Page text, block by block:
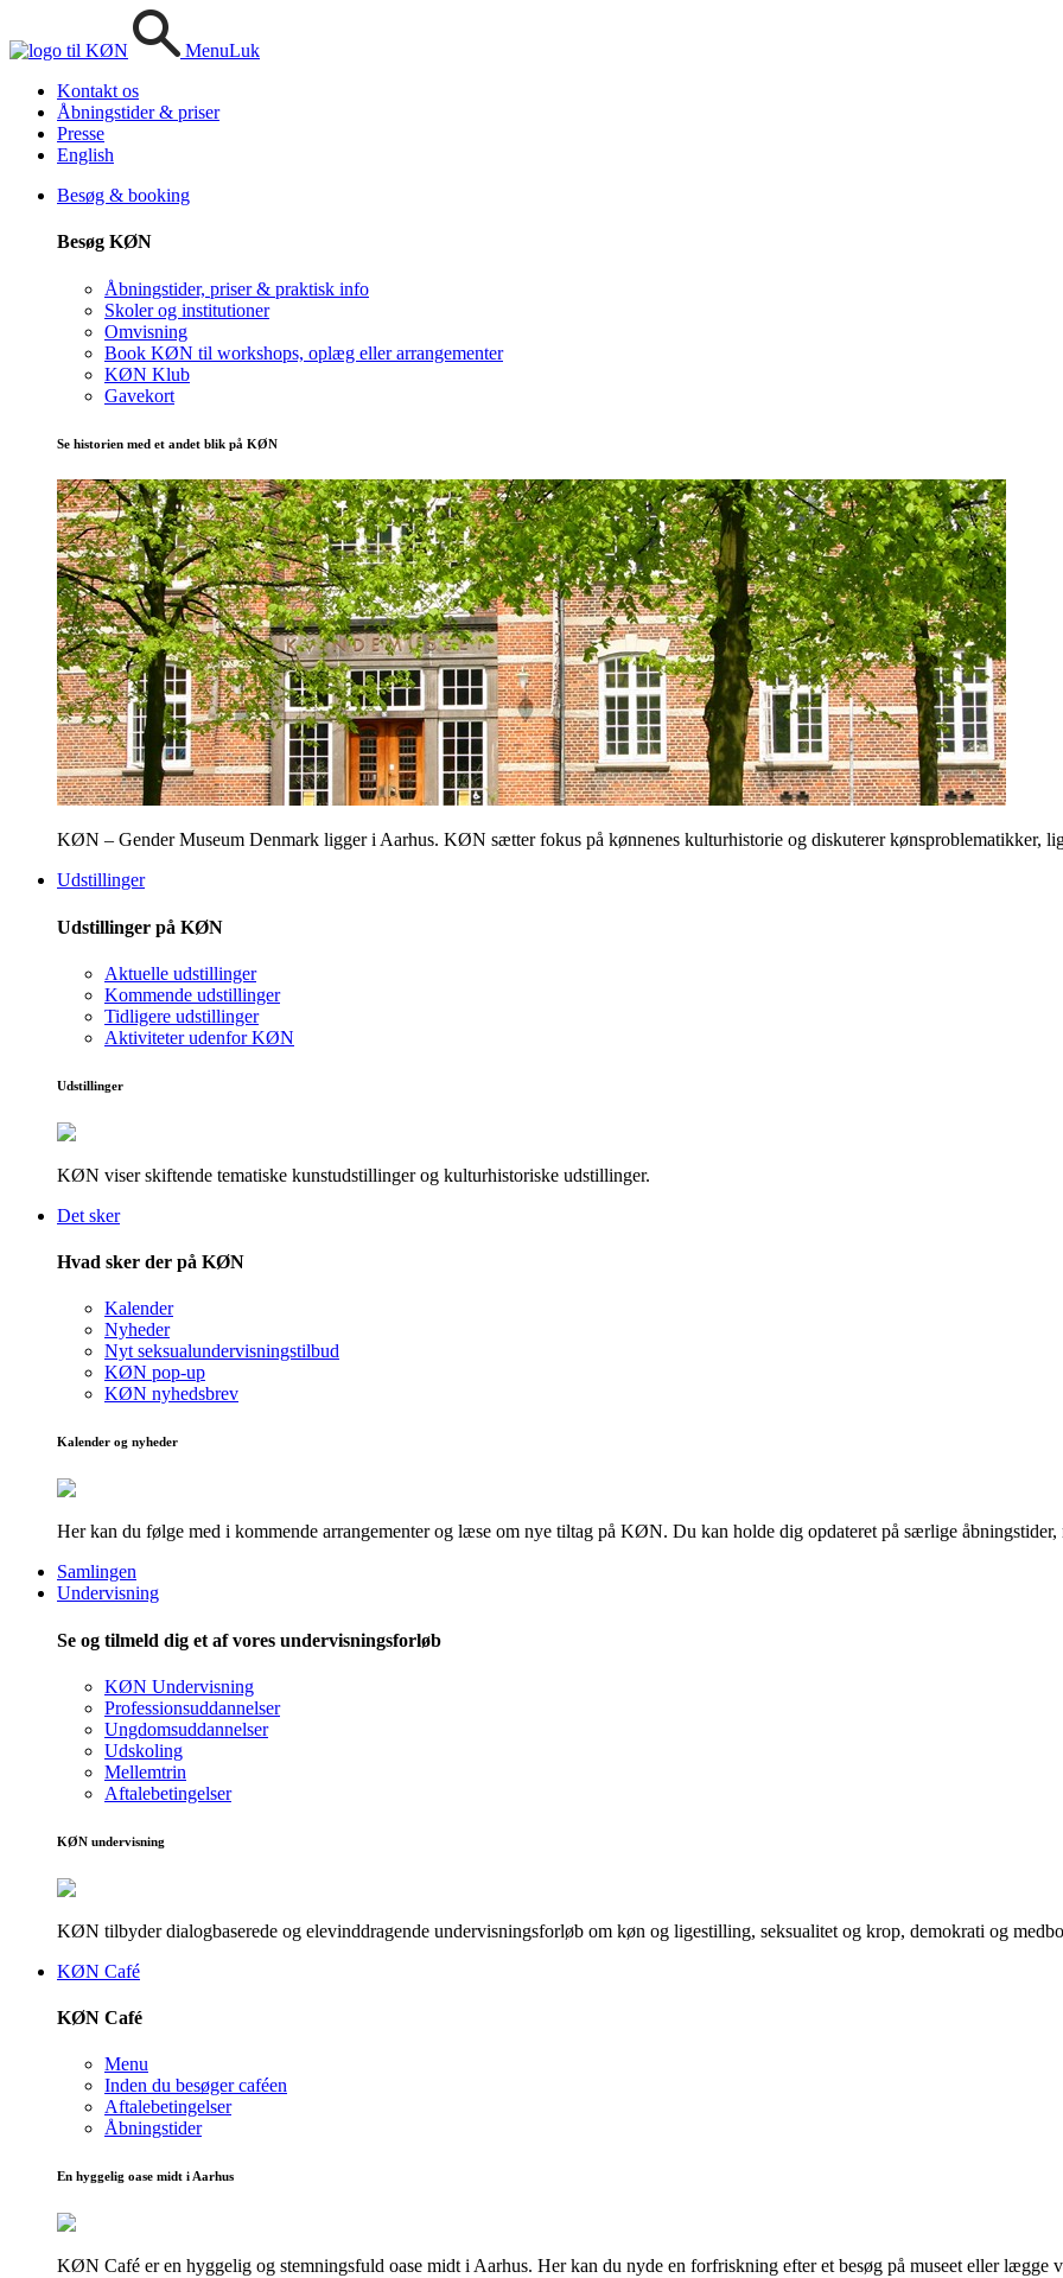
MenuLuk
Kontakt os
Åbningstider & priser
Presse
English
Besøg & booking
Besøg KØN
Åbningstider, priser & praktisk info
Skoler og institutioner
Omvisning
Book KØN til workshops, oplæg eller arrangementer
KØN Klub
Gavekort
Se historien med et andet blik på KØN
KØN – Gender Museum Denmark ligger i Aarhus. KØN sætter fokus på kønnenes kulturhistorie og diskuterer kønsproblematikker,
Udstillinger
Udstillinger på KØN
Aktuelle udstillinger
Kommende udstillinger
Tidligere udstillinger
Aktiviteter udenfor KØN
Udstillinger
KØN viser skiftende tematiske kunstudstillinger og kulturhistoriske udstillinger.
Det sker
Hvad sker der på KØN
Kalender
Nyheder
Nyt seksualundervisningstilbud
KØN pop-up
KØN nyhedsbrev
Kalender og nyheder
Her kan du følge med i kommende arrangementer og læse om nye tiltag på KØN. Du kan holde dig opdateret på særlige åbningstider,
Samlingen
Undervisning
Se og tilmeld dig et af vores undervisningsforløb
KØN Undervisning
Professionsuddannelser
Ungdomsuddannelser
Udskoling
Mellemtrin
Aftalebetingelser
KØN undervisning
KØN tilbyder dialogbaserede og elevinddragende undervisningsforløb om køn og ligestilling, seksualitet og krop, demokrati og
KØN Café
KØN Café
Menu
Inden du besøger caféen
Aftalebetingelser
Åbningstider
En hyggelig oase midt i Aarhus
KØN Café er en hyggelig og stemningsfuld oase midt i Aarhus. Her kan du nyde en forfriskning efter et besøg på museet eller